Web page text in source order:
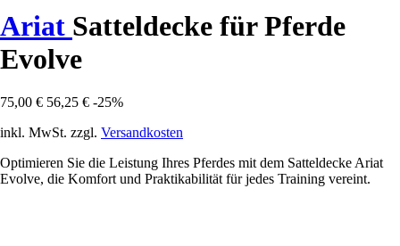
Ariat Satteldecke für Pferde
Evolve
75,00 € 56,25 € -25%
inkl. MwSt. zzgl. Versandkosten
Optimieren Sie die Leistung Ihres Pferdes mit dem Satteldecke Ariat
Evolve, die Komfort und Praktikabilität für jedes Training vereint.